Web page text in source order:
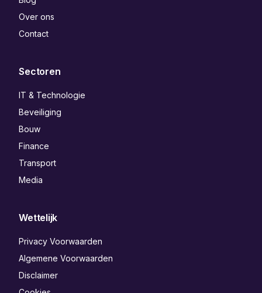
Over ons
Contact
Sectoren
IT & Technologie
Beveiliging
Bouw
Finance
Transport
Media
Wettelijk
Privacy Voorwaarden
Algemene Voorwaarden
Disclaimer